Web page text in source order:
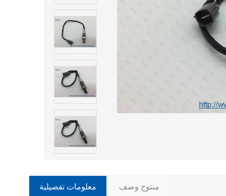
معلومات تفصيلية منتوج وصف